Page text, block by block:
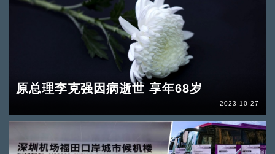
原总理李克强因病逝世 享年68岁
2023-10-27